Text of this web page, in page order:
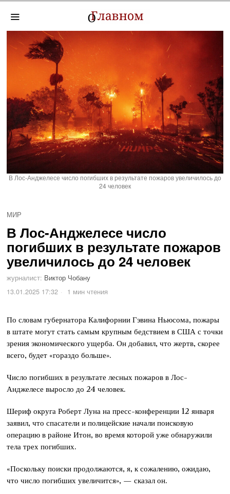
В Лос-Анджелесе число погибших в результате пожаров увеличилось до
24 человек
МИР
В Лос-Анджелесе число
погибших в результате пожаров
увеличилось до 24 человек
журналист: Виктор Чобану
13.01.2025 17:32
1 мин чтения
По словам губернатора Калифорнии Гэвина Ньюсома, пожары
в штате могут стать самым крупным бедствием в США с точки
зрения экономического ущерба. Он добавил, что жертв, скорее
всего, будет «гораздо больше».
Число погибших в результате лесных пожаров в Лос-
Анджелесе выросло до 24 человек.
Шериф округа Роберт Луна на пресс-конференции 12 января
заявил, что спасатели и полицейские начали поисковую
операцию в районе Итон, во время которой уже обнаружили
тела трех погибших.
«Поскольку поиски продолжаются, я, к сожалению, ожидаю,
что число погибших увеличится», — сказал он.